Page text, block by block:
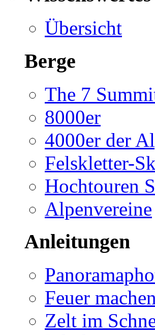
Übersicht
Berge
The 7
8000er
4000er der
Felskletter-
Hochtouren
Alpenvereine
Anleitungen
Feuer machen
Zelt im